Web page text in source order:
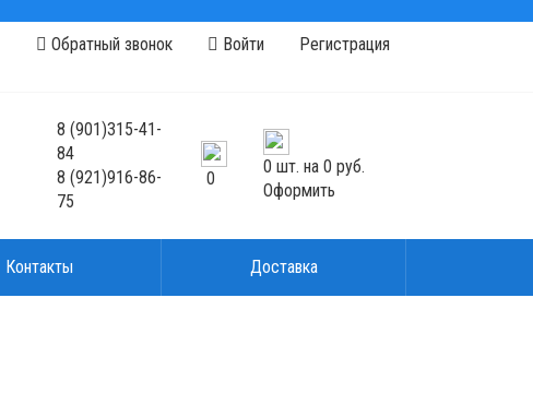
Обратный звонок Войти Регистрация
8(901)315-41-
84
8(921)916-86-
75
0
0 шт. на 0 руб.
Оформить
Контакты Доставка